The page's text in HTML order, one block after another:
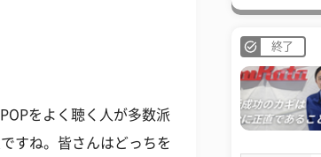
をよく聴く人が多数派
すね。皆さんはどっちを
終了